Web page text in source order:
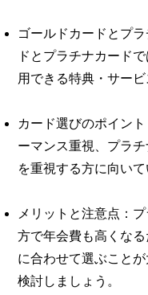
ゴールドカードとプ
ドとプラチナカード
用できる特典・サー
カード選びのポイン
ーマンス重視、プラ
を重視する方に向いて
メリットと注意点：
方で年会費も高くな
に合わせて選ぶこと
検討しましょう。